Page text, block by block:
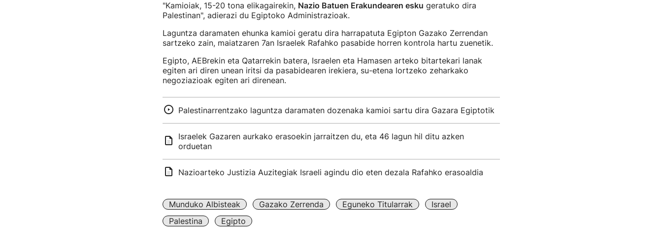
"Kamioiak, 15-20 tona elikagairekin, Nazio Batuen Erakundearen esku geratuko dira
Palestinan", adierazi du Egiptoko Administrazioak.
Laguntza daramaten ehunka kamioi geratu dira harrapatuta Egipton Gazako Zerrendan
sartzeko zain, maiatzaren 7an Israelek Rafahko pasabide horren kontrola hartu zuenetik.
Egipto, AEBrekin eta Qatarrekin batera, Israelen eta Hamasen arteko bitartekari lanak
egiten ari diren unean iritsi da pasabidearen irekiera, su-etena lortzeko zeharkako
negoziazioak egiten ari direnean.
Palestinarrentzako laguntza daramaten dozenaka kamioi sartu dira Gazara Egiptotik
Israelek Gazaren aurkako erasoekin jarraitzen du, eta 46 lagun hil ditu azken
orduetan
Nazioarteko Justizia Auzitegiak Israeli agindu dio eten dezala Rafahko erasoaldia
Munduko Albisteak Gazako Zerrenda Eguneko Titularrak
Israel
Palestina
Egipto